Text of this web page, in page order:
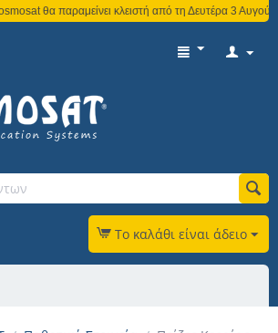
παραμείνει κλειστή από τη Δευτέρα 3 Αυγούστου
Το καλάθι είναι άδειο